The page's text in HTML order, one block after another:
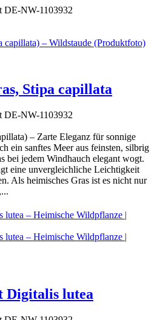
DE-NW-1103932
Stipa capillata
DE-NW-1103932
– Zarte Eleganz für sonnige
ein sanftes Meer aus feinsten, silbrig
bei jedem Windhauch elegant wogt.
eine unvergleichliche Leichtigkeit
Als heimisches Gras ist es nicht nur
Digitalis lutea